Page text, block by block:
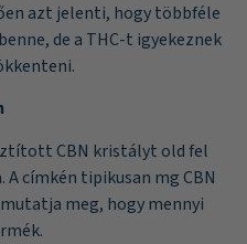
azt jelenti, hogy többféle
de a THC-t igyekeznek
CBN kristályt old fel
címkén tipikusan mg CBN
meg, hogy mennyi